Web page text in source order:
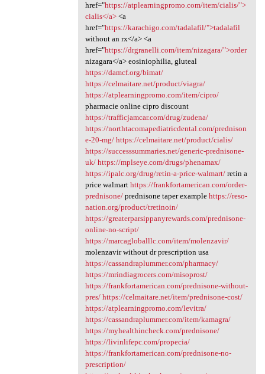
href="https://atplearningpromo.com/item/cialis/">
cialis</a><a
href="https://karachigo.com/tadalafil/">tadalafil
without an rx</a> <a
href="https://drgranelli.com/item/nizagara/">order
nizagara</a> eosiniophilia, gluteal
https://damcf.org/bimat/
https://celmaitare.net/product/viagra/
https://atplearningpromo.com/item/cipro/
pharmacie online cipro discount
https://trafficjamcar.com/drug/zudena/
https://northtacomapediatricdental.com/prednison
e-20-mg/ https://celmaitare.net/product/cialis/
https://successsummaries.net/generic-prednisone-
uk/ https://mplseye.com/drugs/phenamax/
https://ipalc.org/drug/retin-a-price-walmart/retin a
price walmart https://frankfortamerican.com/order-
prednisone/prednisone taper example https://reso-
nation.org/product/tretinoin/
https://greaterparsippanyrewards.com/prednisone-
online-no-script/
https://marcagloballlc.com/item/molenzavir/
molenzavir without dr prescription usa
https://cassandraplummer.com/pharmacy/
https://mrindiagrocers.com/misoprost/
https://frankfortamerican.com/prednisone-without-
pres/ https://celmaitare.net/item/prednisone-cost/
https://atplearningpromo.com/levitra/
https://cassandraplummer.com/item/kamagra/
https://myhealthincheck.com/prednisone/
https://livinlifepc.com/propecia/
https://frankfortamerican.com/prednisone-no-
prescription/